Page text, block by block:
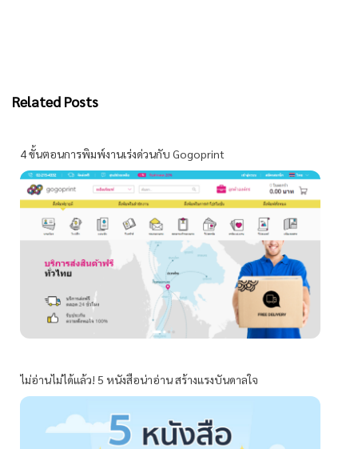
Related Posts
4 ขั้นตอนการพิมพ์งานเร่งด่วนกับ Gogoprint
ไม่อ่านไม่ได้แล้ว! 5 หนังสือน่าอ่าน สร้างแรงบันดาลใจ